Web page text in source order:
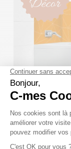
Revêtement
Constellation -